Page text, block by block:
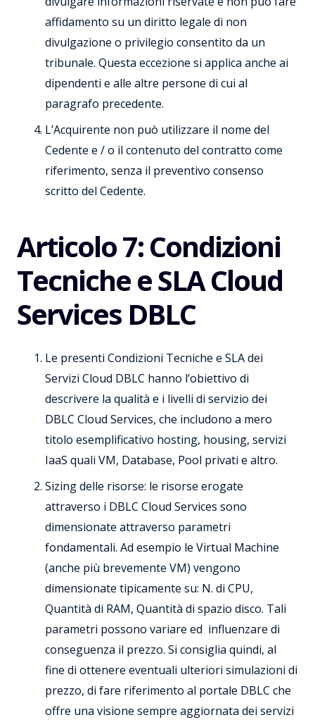
affidamento su un diritto legale di non
divulgazione o privilegio consentito da un
tribunale. Questa eccezione si applica anche ai
dipendenti e alle altre persone di cui al
paragrafo precedente.
L’Acquirente non può utilizzare il nome del
Cedente e / o il contenuto del contratto come
riferimento, senza il preventivo consenso
scritto del Cedente.
Articolo 7: Condizioni
Tecniche e SLA Cloud
Services DBLC
Le presenti Condizioni Tecniche e SLA dei
Servizi Cloud DBLC hanno l’obiettivo di
descrivere la qualità e i livelli di servizio dei
DBLC Cloud Services, che includono a mero
titolo esemplificativo hosting, housing, servizi
IaaS quali VM, Database, Pool privati e altro.
Sizing delle risorse: le risorse erogate
attraverso i DBLC Cloud Services sono
dimensionate attraverso parametri
fondamentali. Ad esempio le Virtual Machine
(anche più brevemente VM) vengono
dimensionate tipicamente su: N. di CPU,
Quantità di RAM, Quantità di spazio disco. Tali
parametri possono variare ed influenzare di
conseguenza il prezzo. Si consiglia quindi, al
fine di ottenere eventuali ulteriori simulazioni di
prezzo, di fare riferimento al portale DBLC che
offre una visione sempre aggiornata dei servizi